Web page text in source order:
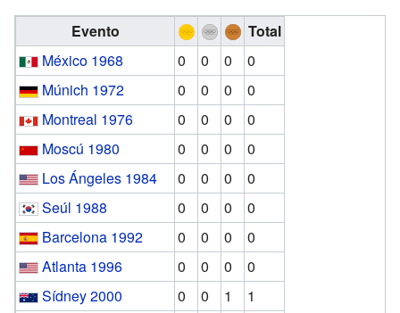
Evento
Total
México 1968
0 0 0
0
Múnich 1972
0 0 0
0
Montreal 1976
0 0 0
0
Moscú 1980
0 0 0
0
Los Ángeles 1984
0 0 0
0
Seúl 1988
0 0 0
0
Barcelona 1992
0 0 0
0
Atlanta 1996
0 0 0
0
Sídney 2000
0 0 1
1